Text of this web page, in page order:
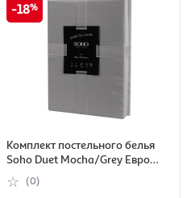
18
Комплект постельного белья
Soho Duet Mocha/Grey Евро
200х230 см (7152617)
(0)